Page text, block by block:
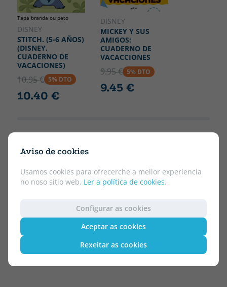
Aviso de cookies
Usamos cookies para ofrecerche a mellor experiencia
no noso sitio web. Ler a política de cookies.
Configurar as cookies
Aceptar as cookies
Rexeitar as cookies
Tapa branda ou peto
DISNEY
STITCH. (5-6 AÑOS)
(DISNEY.
CUADERNO DE
VACACIONES)
10.95 € 5% DTO
10.40 €
DISNEY
MICKEY Y SUS
AMIGOS:
CUADERNO DE
VACACCIONES
9.95 € 5% DTO
9.45 €